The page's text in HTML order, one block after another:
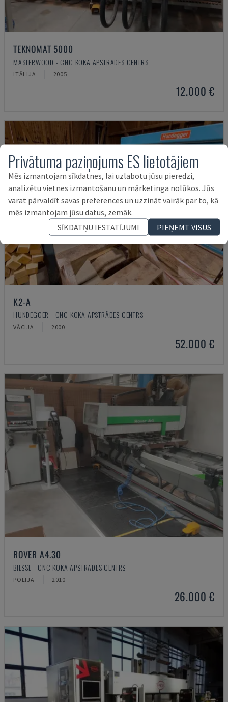
TEKNOMAT 5000
MASTERWOOD - CNC KOKA APSTRĀDES CENTRS
ITĀLIJA 2005
12.000 €
K2-A
HUNDEGGER - CNC KOKA APSTRĀDES CENTRS
VĀCIJA 2000
52.000 €
ROVER A4.30
BIESSE - CNC KOKA APSTRĀDES CENTRS
POLIJA 2010
26.000 €
Privātuma paziņojums ES lietotājiem
Mēs izmantojam sīkdatnes, lai uzlabotu jūsu pieredzi,
analizētu vietnes izmantošanu un mārketinga nolūkos. Jūs
varat pārvaldīt savas preferences un uzzināt vairāk par to, kā
mēs izmantojam jūsu datus, zemāk.
SĪKDATŅU IESTATĪJUMI
PIEŅEMT VISUS